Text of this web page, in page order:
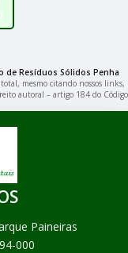
de Resíduos Sólidos Penha
mesmo citando nossos links,
autoral – artigo 184 do Código
Paineiras
000